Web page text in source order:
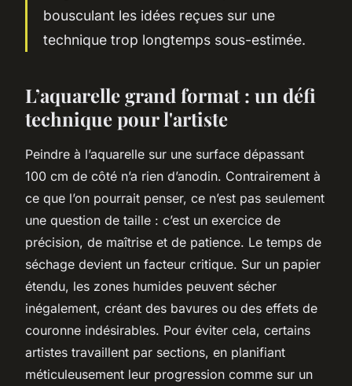
bousculant les idées reçues sur une
technique trop longtemps sous-estimée.
L’aquarelle grand format : un défi
technique pour l'artiste
Peindre à l’aquarelle sur une surface dépassant
100 cm de côté n’a rien d’anodin. Contrairement à
ce que l’on pourrait penser, ce n’est pas seulement
une question de taille : c’est un exercice de
précision, de maîtrise et de patience. Le temps de
séchage devient un facteur critique. Sur un papier
étendu, les zones humides peuvent sécher
inégalement, créant des bavures ou des effets de
couronne indésirables. Pour éviter cela, certains
artistes travaillent par sections, en planifiant
méticuleusement leur progression comme sur un